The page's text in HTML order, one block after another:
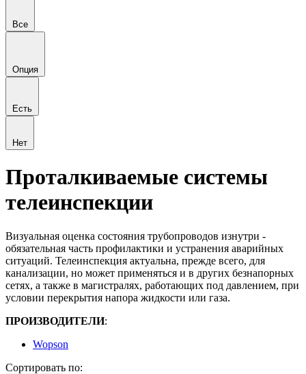
Все
Опция
Есть
Нет
Проталкиваемые системы
телеинспекции
Визуальная оценка состояния трубопроводов изнутри -
обязательная часть профилактики и устранения аварийных
ситуаций. Телеинспекция актуальна, прежде всего, для
канализации, но может применяться и в других безнапорных
сетях, а также в магистралях, работающих под давлением, при
условии перекрытия напора жидкости или газа.
ПРОИЗВОДИТЕЛИ:
Wopson
Сортировать по: